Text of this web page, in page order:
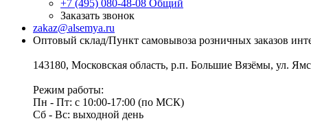
+7 (495) 080-48-08 Общий
Заказать звонок
zakaz@alsemya.ru
Оптовый склад/Пункт самовывоза розничных заказов
143180, Московская область, р.п. Большие Вязёмы, ул.
Режим работы:
Пн - Пт: с 10:00-17:00 (по МСК)
Сб - Вс: выходной день